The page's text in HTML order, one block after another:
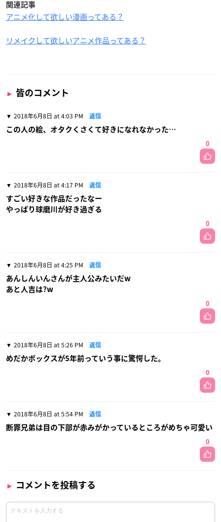
関連記事
アニメ化して欲しい漫画ってある？
リメイクして欲しいアニメ作品ってある？
皆のコメント
2018年6月8日 at 4:03 PM 返信
この人の絵、オタクくさくて好きになれなかった…
0
2018年6月8日 at 4:17 PM 返信
すごい好きな作品だったなー
やっぱり球磨川が好き過ぎる
0
2018年6月8日 at 4:25 PM 返信
あんしんいんさんが主人公みたいだw
あと人吉は?w
0
2018年6月8日 at 5:26 PM 返信
めだかボックスが5年前っていう事に驚愕した。
0
2018年6月8日 at 5:54 PM 返信
断罪兄弟は目の下部が赤みがかっているところがめちゃ可愛い
0
コメントを投稿する